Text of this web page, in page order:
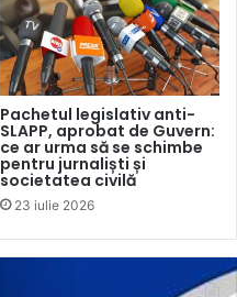
Pachetul legislativ anti-
SLAPP, aprobat de Guvern:
ce ar urma să se schimbe
pentru jurnaliști și
societatea civilă
23 iulie 2026